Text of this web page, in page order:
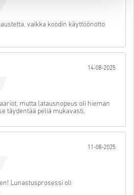
vaikka koodin käyttöönotto
14-08-2025
mutta latausnopeus oli hieman
täydentää peliä mukavasti.
11-08-2025
Lunastusprosessi oli